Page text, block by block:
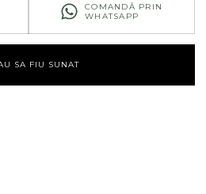
COMANDĂ PRIN
WHATSAPP
SA FIU SUNAT